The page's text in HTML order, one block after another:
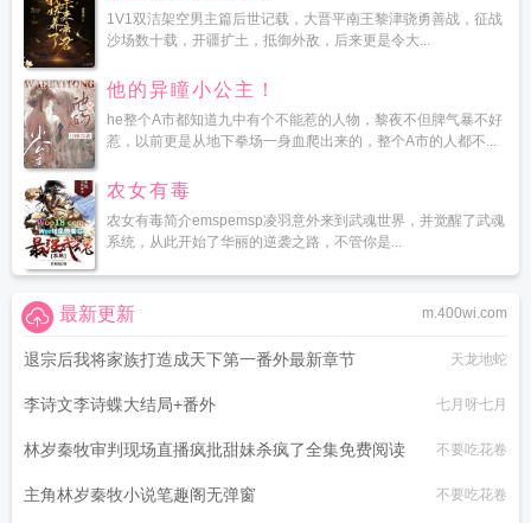
1V1双洁架空男主篇后世记载，大晋平南王黎津骁勇善战，征战
沙场数十载，开疆扩土，抵御外敌，后来更是令大...
他的异瞳小公主！
he整个A市都知道九中有个不能惹的人物，黎夜不但脾气暴不好
惹，以前更是从地下拳场一身血爬出来的，整个A市的人都不...
农女有毒
农女有毒简介emspemsp凌羽意外来到武魂世界，并觉醒了武魂
系统，从此开始了华丽的逆袭之路，不管你是...
m.400wi.com
最新更新
退宗后我将家族打造成天下第一番外最新章节 天龙地蛇
李诗文李诗蝶大结局+番外 七月呀七月
林岁秦牧审判现场直播疯批甜妹杀疯了全集免费阅读 不要吃花卷
主角林岁秦牧小说笔趣阁无弹窗 不要吃花卷